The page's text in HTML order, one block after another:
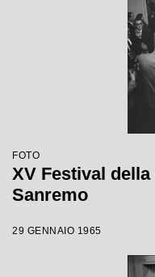
FOTO
XV Festival
Sanremo
29 GENNAIO 1965